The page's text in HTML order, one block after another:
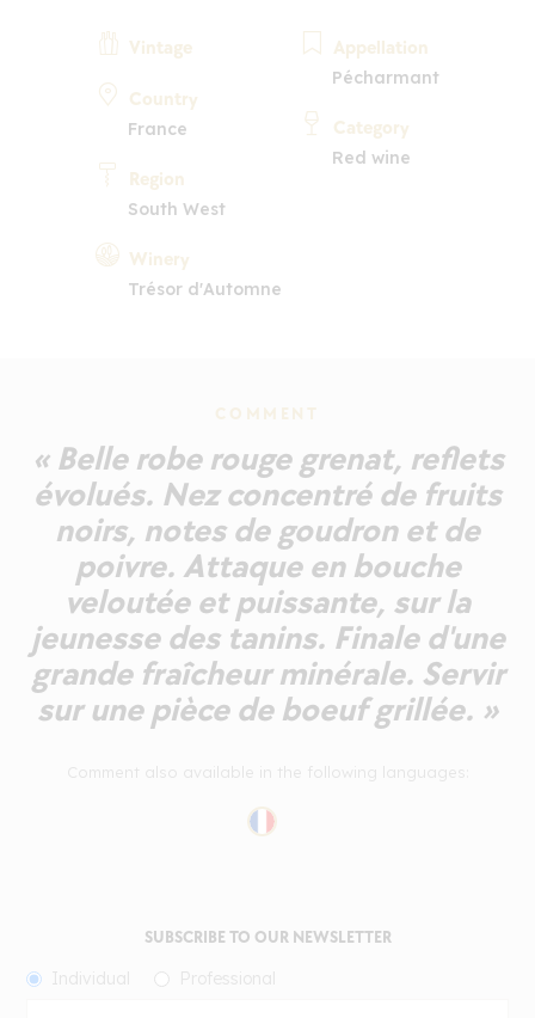
Vintage
Country
France
Region
South West
Winery
Trésor d'Automne
Appellation
Pécharmant
Category
Red wine
COMMENT
« Belle robe rouge grenat, reflets
évolués. Nez concentré de fruits
noirs, notes de goudron et de
poivre. Attaque en bouche
veloutée et puissante, sur la
jeunesse des tanins. Finale d'une
grande fraîcheur minérale. Servir
sur une pièce de boeuf grillée. »
SUBSCRIBE TO OUR NEWSLETTER